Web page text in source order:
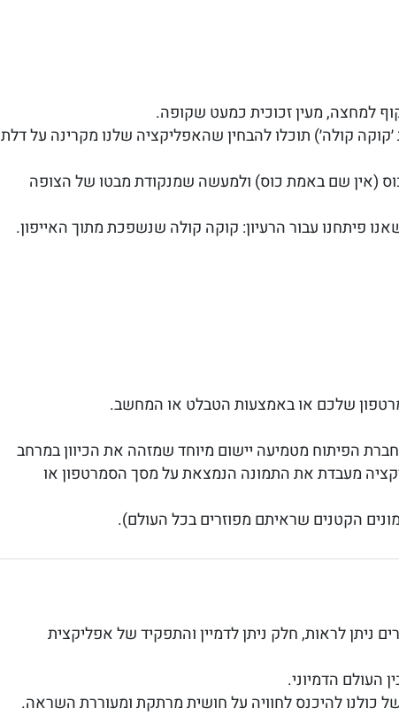
למחצה, מעין זכוכית כמעט שקופה.
קולה׳) תוכלו להבחין שהאפליקציה שלנו מקרינה על דלת
(אין שם באמת כוס) ולמעשה שמנקודת מבטו של הצופה
פיתחנו עבור הרעיון: קוקה קולה שנשפכת מתוך האייפון.
שלכם או באמצעות הטבלט או המחשב.
הפיתוח מטמיעה יישום מיוחד שמזהה את הכיוון במרחב
מעבדת את התמונה הנמצאת על מסך הסמרטפון או
הקטנים שראיתם מפוזרים בכל העולם).
ניתן לראות, חלק ניתן לדמיין והתפקיד של אפליקצית
העולם הדמיוני.
כולנו להיכנס לחוויה על חושית מרתקת ומעוררת השראה.